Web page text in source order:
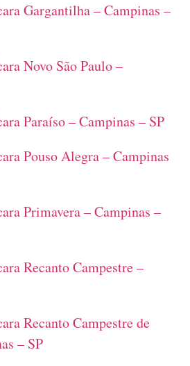
Gargantilha – Campinas –
Novo São Paulo –
Paraíso – Campinas – SP
Pouso Alegra – Campinas
Primavera – Campinas –
Recanto Campestre –
Recanto Campestre de
– SP